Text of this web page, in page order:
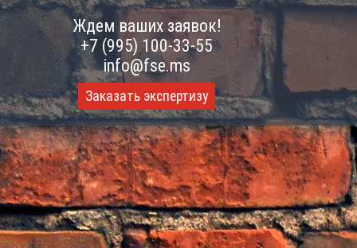
Ждем ваших заявок!
+7 (995) 100-33-55
info@fse.ms
Заказать экспертизу